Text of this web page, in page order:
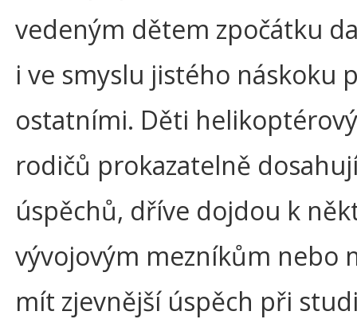
vedeným dětem zpočátku
i ve smyslu jistého náskoku
ostatními. Děti
rodičů prokazatelně
úspěchů, dříve dojdou k
vývojovým mezníkům nebo
mít zjevnější úspěch při